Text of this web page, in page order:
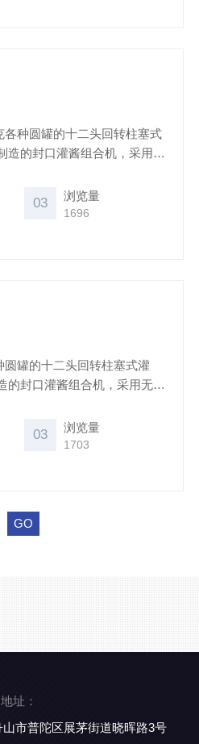
种圆罐的十二头回转柱塞式
造的封口灌酱组合机，采用无
03 浏览量
1696
罐的十二头回转柱塞式灌
的封口灌酱组合机，采用无罐
03 浏览量
1703
址：
山市普陀区展茅街道晓晖路3号